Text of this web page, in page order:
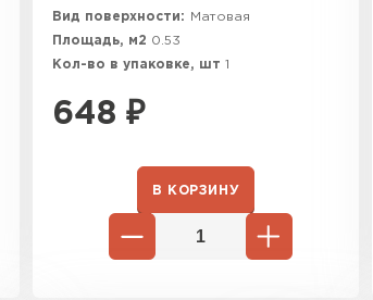
Вид поверхности:
Матовая
Площадь, м2 0.53
Кол-во в упаковке, шт 1
648 ₽
В КОРЗИНУ